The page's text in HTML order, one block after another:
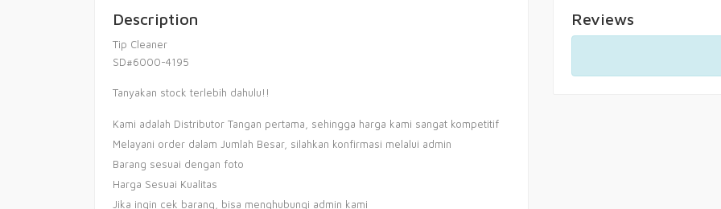
Description
Tip Cleaner
SD#6000-4195
Tanyakan stock terlebih dahulu!!
Kami adalah Distributor Tangan pertama, sehingga harga kami sangat kompetitif
Melayani order dalam Jumlah Besar, silahkan konfirmasi melalui admin
Barang sesuai dengan foto
Harga Sesuai Kualitas
Jika ingin cek barang, bisa menghubungi admin kami
Reviews